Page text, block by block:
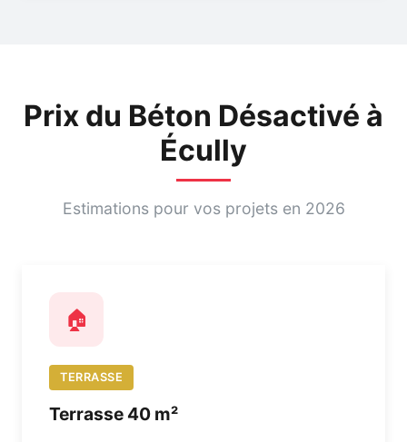
Prix du Béton Désactivé à
Écully
Estimations pour vos projets en 2026
🏠
TERRASSE
Terrasse 40 m²